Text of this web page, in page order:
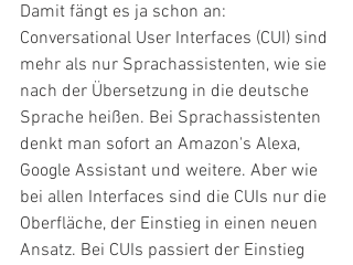
Damit fängt es ja schon an:
Conversational User Interfaces (CUI) sind
mehr als nur Sprachassistenten, wie sie
nach der Übersetzung in die deutsche
Sprache heißen. Bei Sprachassistenten
denkt man sofort an Amazon's Alexa,
Google Assistant und weitere. Aber wie
bei allen Interfaces sind die CUIs nur die
Oberfläche, der Einstieg in einen neuen
Ansatz. Bei CUIs passiert der Einstieg